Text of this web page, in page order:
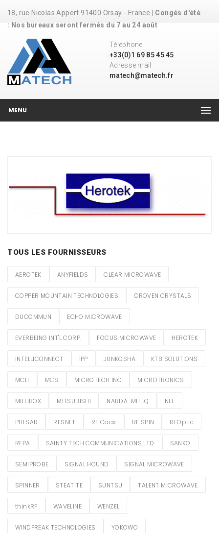
18, rue Nicolas Appert 91400 Orsay - France | Congés d'été
: Nos bureaux seront fermés du 7 au 24 août
Téléphone
+33(0)1 69 85 45 45
Adresse mail
matech@matech.fr
MENU
TOUS LES FOURNISSEURS
AEROTEK ANYFIELDS CLEAR MICROWAVE
COPPER MOUNTAIN TECHNOLOGIES CROVEN CRYSTALS
DUCOMMUN ECHO MICROWAVE
EVERBEING INT'L CORP. FOCUS MICROWAVE HEROTEK
INTELLICONNECT IPP JUNKOSHA KTB SOLUTIONS
MCLI MCS MICROTECH INC MICROTRONICS
MILLIBOX MITSUBISHI NARDA-MITEQ NEL
PULSAR RESNET RF Coax RF SPIN RFOptic
RFPA SAINTY TECH COMMUNICATIONS LTD SANKO
SEMIPROBE SIGNAL HOUND SIGNAL MICROWAVE
SPINNER STEATITE SUNTSU TALENT MICROWAVE
thinkRF WAVELINE WENZEL
WINDFREAK TECHNOLOGIES YOKOWO